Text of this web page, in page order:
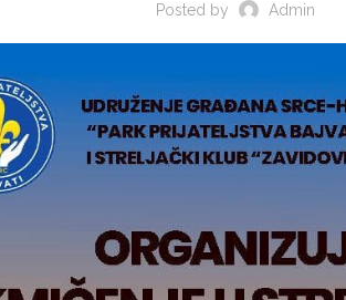
Posted by Admin